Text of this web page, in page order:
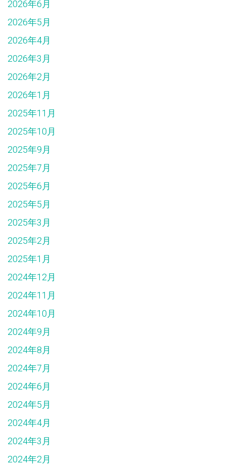
2026年6月
2026年5月
2026年4月
2026年3月
2026年2月
2026年1月
2025年11月
2025年10月
2025年9月
2025年7月
2025年6月
2025年5月
2025年3月
2025年2月
2025年1月
2024年12月
2024年11月
2024年10月
2024年9月
2024年8月
2024年7月
2024年6月
2024年5月
2024年4月
2024年3月
2024年2月